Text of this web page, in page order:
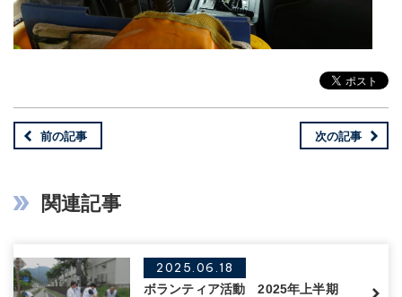
前の記事 次の記事
関連記事
2025.06.18
ボランティア活動 2025年上半期